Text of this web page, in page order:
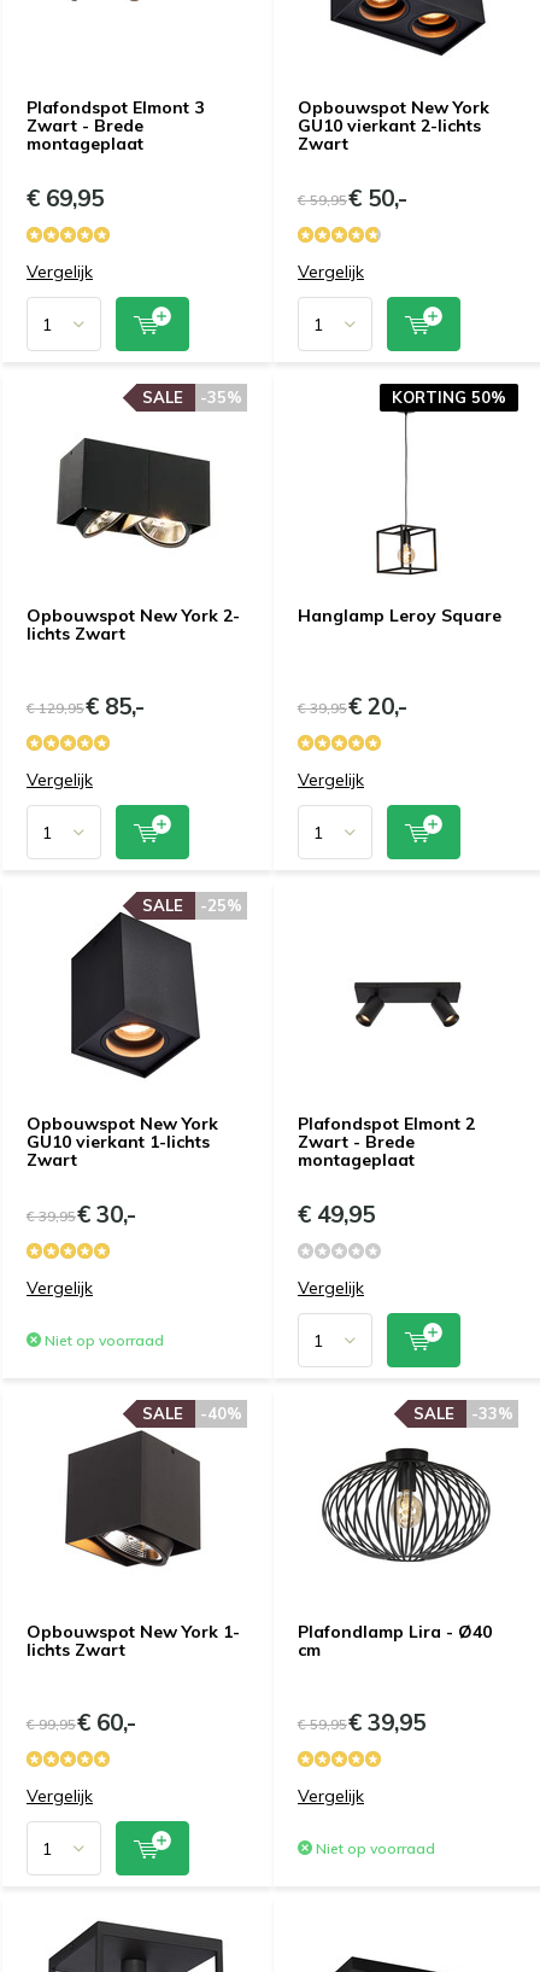
Plafondspot Elmont 3
Zwart - Brede
montageplaat
€ 69,95
Vergelijk
Opbouwspot New York
GU10 vierkant 2-lichts
Zwart
€ 59,95€ 50,-
Vergelijk
Opbouwspot New York 2-
lichts Zwart
-35%
SALE
€ 129,95€ 85,-
Vergelijk
Hanglamp Leroy Square
KORTING 50%
€ 39,95€ 20,-
Vergelijk
Opbouwspot New York
GU10 vierkant 1-lichts
Zwart
-25%
SALE
€ 39,95€ 30,-
Vergelijk
Niet op voorraad
Plafondspot Elmont 2
Zwart - Brede
montageplaat
€ 49,95
Vergelijk
Opbouwspot New York 1-
lichts Zwart
-40%
SALE
€ 99,95€ 60,-
Vergelijk
Plafondlamp Lira - Ø40
cm
-33%
SALE
€ 59,95€ 39,95
Vergelijk
Niet op voorraad